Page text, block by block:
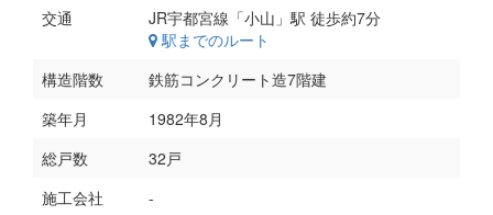
交通
駅までのルート
構造階数
鉄筋コンクリート造7階建
築年月
1982年8月
総戸数
32戸
施工会社
-